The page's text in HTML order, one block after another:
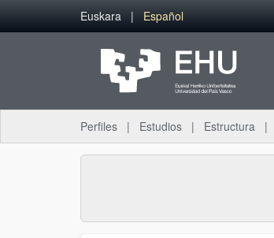
Saltar al contenido principal
Euskara Español
Perfiles Estudios Estructura